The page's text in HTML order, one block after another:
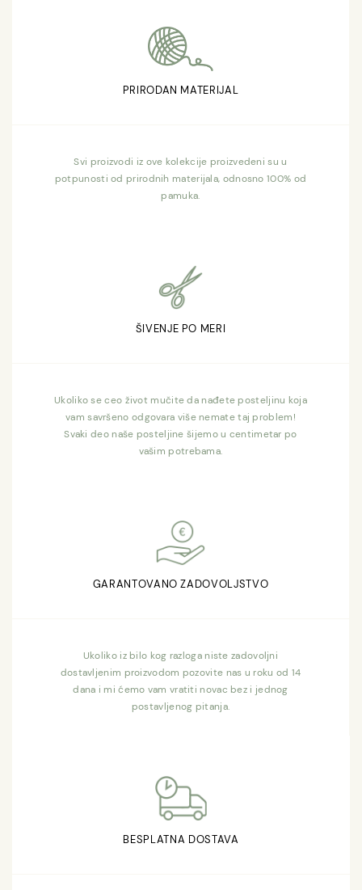
PRIRODAN MATERIJAL
Svi proizvodi iz ove kolekcije proizvedeni su u
potpunosti od prirodnih materijala, odnosno 100% od
pamuka.
ŠIVENJE PO MERI
Ukoliko se ceo život mučite da nađete posteljinu koja
vam savršeno odgovara više nemate taj problem!
Svaki deo naše posteljine šijemo u centimetar po
vašim potrebama.
GARANTOVANO ZADOVOLJSTVO
Ukoliko iz bilo kog razloga niste zadovoljni
dostavljenim proizvodom pozovite nas u roku od 14
dana i mi ćemo vam vratiti novac bez i jednog
postavljenog pitanja.
BESPLATNA DOSTAVA